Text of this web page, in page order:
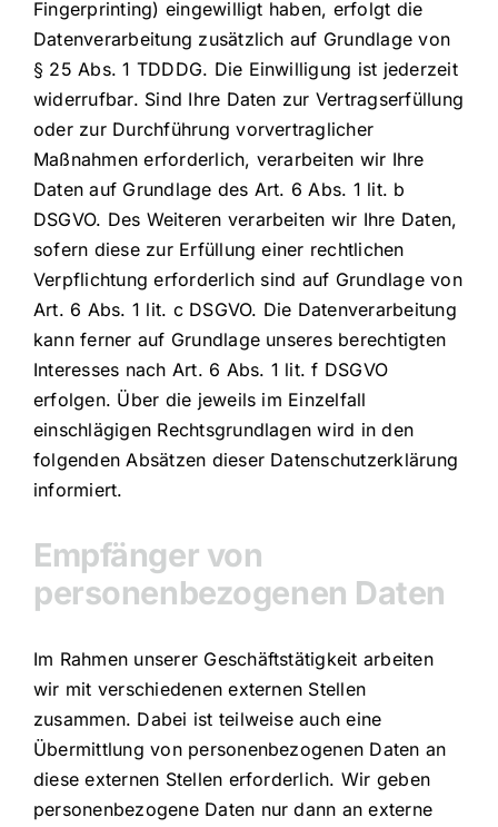
Fingerprinting) eingewilligt haben, erfolgt die
Datenverarbeitung zusätzlich auf Grundlage von
§ 25 Abs. 1 TDDDG. Die Einwilligung ist jederzeit
widerrufbar. Sind Ihre Daten zur Vertragserfüllung
oder zur Durchführung vorvertraglicher
Maßnahmen erforderlich, verarbeiten wir Ihre
Daten auf Grundlage des Art. 6 Abs. 1 lit. b
DSGVO. Des Weiteren verarbeiten wir Ihre Daten,
sofern diese zur Erfüllung einer rechtlichen
Verpflichtung erforderlich sind auf Grundlage von
Art. 6 Abs. 1 lit. c DSGVO. Die Datenverarbeitung
kann ferner auf Grundlage unseres berechtigten
Interesses nach Art. 6 Abs. 1 lit. f DSGVO
erfolgen. Über die jeweils im Einzelfall
einschlägigen Rechtsgrundlagen wird in den
folgenden Absätzen dieser Datenschutzerklärung
informiert.
Empfänger von
personenbezogenen Daten
Im Rahmen unserer Geschäftstätigkeit arbeiten
wir mit verschiedenen externen Stellen
zusammen. Dabei ist teilweise auch eine
Übermittlung von personenbezogenen Daten an
diese externen Stellen erforderlich. Wir geben
personenbezogene Daten nur dann an externe